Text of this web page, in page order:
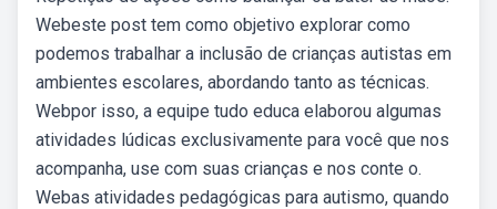
Webeste post tem como objetivo explorar como
podemos trabalhar a inclusão de crianças autistas em
ambientes escolares, abordando tanto as técnicas.
Webpor isso, a equipe tudo educa elaborou algumas
atividades lúdicas exclusivamente para você que nos
acompanha, use com suas crianças e nos conte o.
Webas atividades pedagógicas para autismo, quando